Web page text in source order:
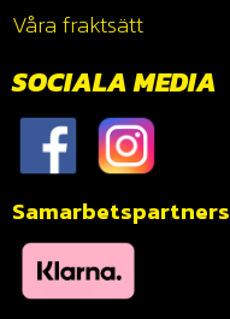
Våra fraktsätt
SOCIALA MEDIA
Samarbetspartners